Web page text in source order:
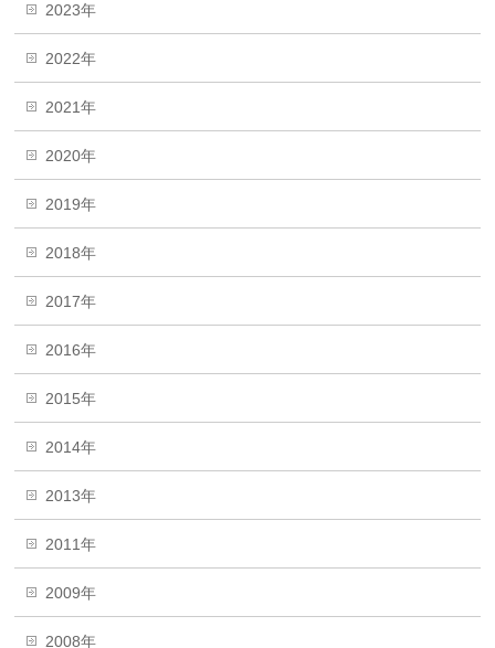
2023年
2022年
2021年
2020年
2019年
2018年
2017年
2016年
2015年
2014年
2013年
2011年
2009年
2008年